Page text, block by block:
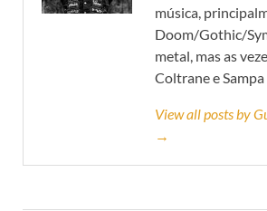
música,
Doom/Gothic/
metal, mas as
Coltrane e Sampa
View all posts by
→